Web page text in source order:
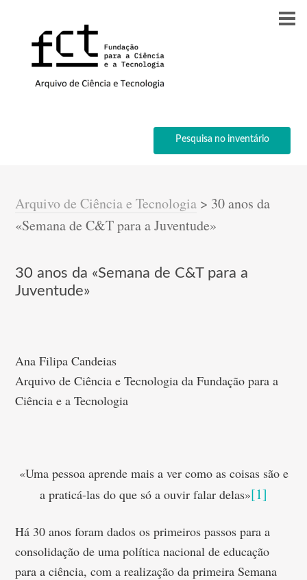
Pesquisa no inventário
Arquivo de Ciência e Tecnologia > 30 anos da
«Semana de C&T para a Juventude»
30 anos da «Semana de C&T para a
Juventude»
Ana Filipa Candeias
Arquivo de Ciência e Tecnologia da Fundação para a
Ciência e a Tecnologia
«Uma pessoa aprende mais a ver como as coisas são e
a praticá-las do que só a ouvir falar delas»[1]
Há 30 anos foram dados os primeiros passos para a
consolidação de uma política nacional de educação
para a ciência, com a realização da primeira Semana